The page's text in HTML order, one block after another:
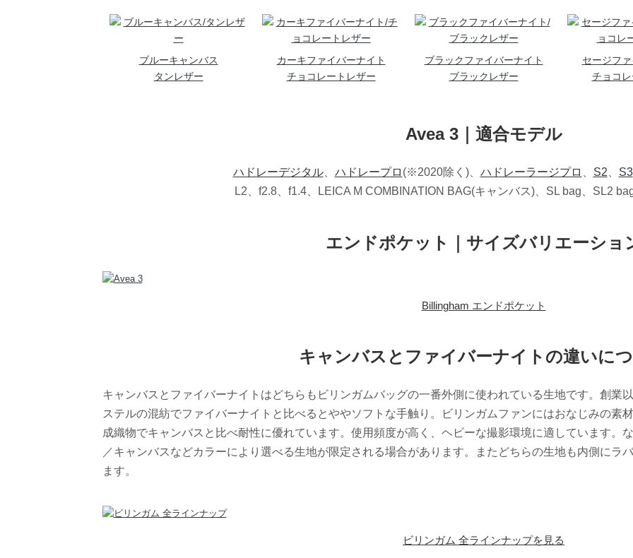
ブルーキャンバス
タンレザー
カーキファイバーナイト
チョコレートレザー
ブラックファイバーナイト
ブラックレザー
セージフ
チョコ
Avea 3｜適合モデル
ハドレーデジタル、 ハドレープロ (※2020除く)、 ハドレーラージプロ S2 S3
L2、f2.8、f1.4、LEICA M COMBINATION BAG(キャンバス)、SL bag、SL2
エンドポケット｜サイズバリエーショ
Billingham エンドポケット
キャンバスとファイバーナイトの違いに
キャンバスとファイバーナイトはどちらもビリンガムバッグの一番外側に使われている生地です。創業
ステルの混紡でファイバーナイトと比べるとややソフトな手触り。ビリンガムファンにはおなじみの素
成織物でキャンバスと比べ耐性に優れています。使用頻度が高く、ヘビーな撮影環境に適しています。
／キャンバスなどカラーにより選べる生地が限定される場合があります。またどちらの生地も内側にラ
ます。
ビリンガム 全ラインナップを見る